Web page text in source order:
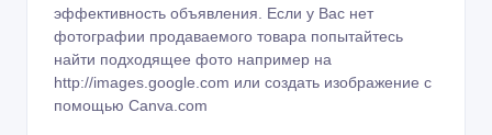
эффективность объявления. Если у Вас нет
фотографии продаваемого товара попытайтесь
найти подходящее фото например на
http://images.google.com или создать изображение с
помощью Canva.com